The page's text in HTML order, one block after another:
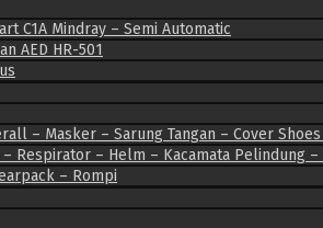
C1A Mindray – Semi Automatic
AED HR-501
– Masker – Sarung Tangan – Cover
Respirator – Helm – Kacamata Pelindung –
– Rompi